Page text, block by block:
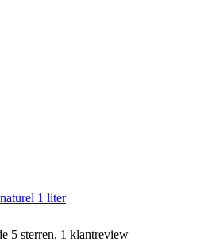
1 liter
5 sterren, 1 klantreview